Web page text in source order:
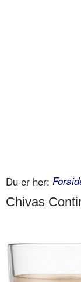
Du er her:
Chivas